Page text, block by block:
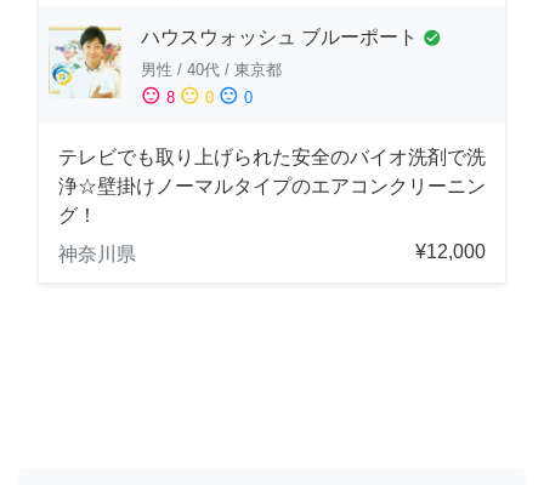
ハウスウォッシュ ブルーポート check_circle
男性 / 40代 / 東京都
sentiment_satisfied 8 sentiment_neutral 0 sentiment_dissatisfied 0
テレビでも取り上げられた安全のバイオ洗剤で洗
浄☆壁掛けノーマルタイプのエアコンクリーニン
グ！
神奈川県
¥12,000